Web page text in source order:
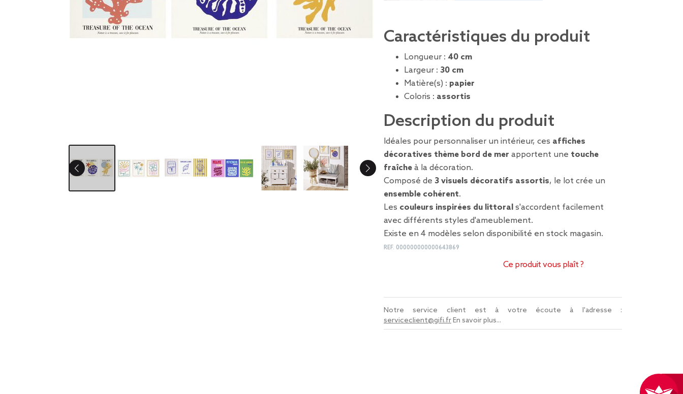
Caractéristiques du produit
Longueur : 40 cm
Largeur : 30 cm
Matière(s) : papier
Coloris : assortis
Description du produit
Idéales pour personnaliser un intérieur, ces affiches
décoratives thème bord de mer apportent une touche
fraîche à la décoration.
Composé de 3 visuels décoratifs assortis, le lot crée un
ensemble cohérent.
Les couleurs inspirées du littoral s'accordent facilement
avec différents styles d'ameublement.
Existe en 4 modèles selon disponibilité en stock magasin.
REF. 000000000000643869
Ce produit vous plaît ?
Notre service client est à votre écoute à l'adresse :
serviceclient@gifi.frEn savoir plus...